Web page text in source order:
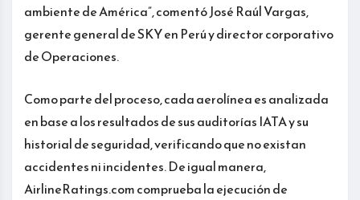
ambiente de América”, comentó José Raúl Vargas,
gerente general de SKY en Perú y director corporativo
de Operaciones.
Como parte del proceso, cada aerolínea es analizada
en base a los resultados de sus auditorías IATA y su
historial de seguridad, verificando que no existan
accidentes ni incidentes. De igual manera,
AirlineRatings.com comprueba la ejecución de